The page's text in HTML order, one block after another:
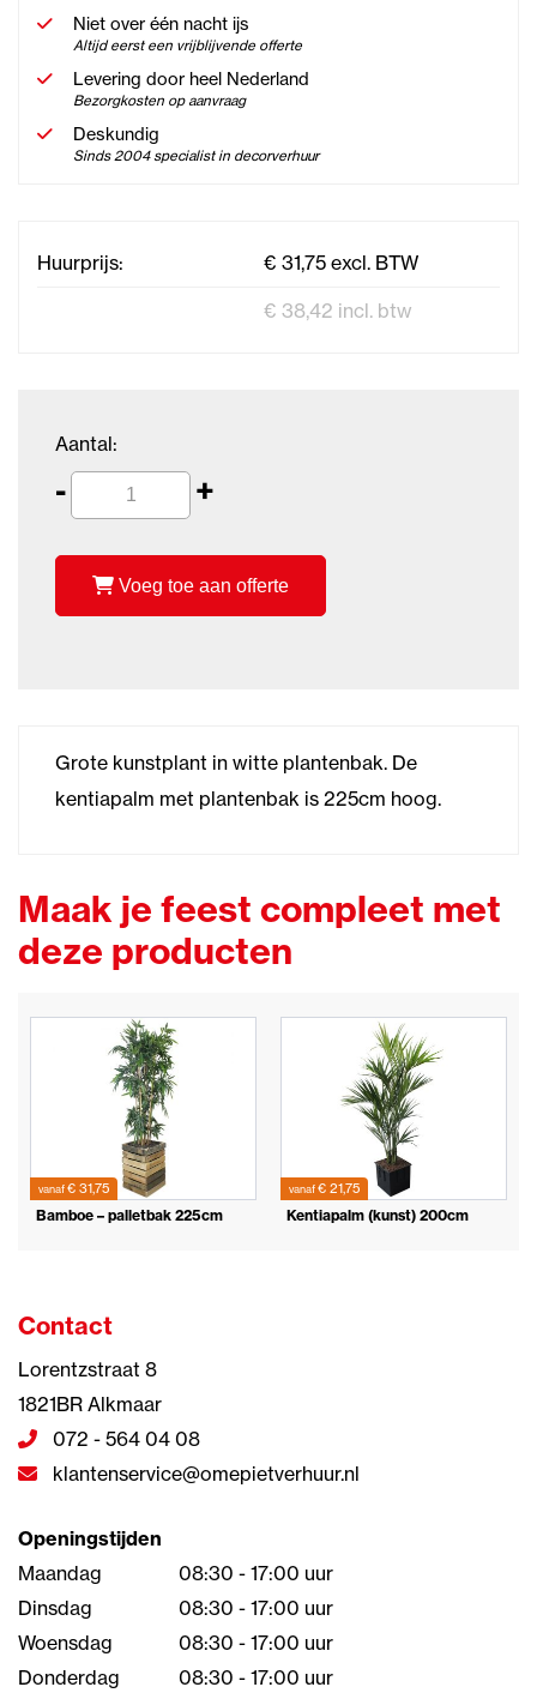
Niet over één nacht ijs
Altijd eerst een vrijblijvende offerte
Levering door heel Nederland
Bezorgkosten op aanvraag
Deskundig
Sinds 2004 specialist in decorverhuur
Huurprijs:
€ 31,75 excl. BTW
€ 38,42 incl. btw
Aantal:
- +
Voeg toe aan offerte
Grote kunstplant in witte plantenbak. De
kentiapalm met plantenbak is 225cm hoog.
Maak je feest compleet met
deze producten
vanaf€ 31,75
Bamboe – palletbak 225cm
vanaf€ 21,75
Kentiapalm (kunst) 200cm
Contact
Lorentzstraat 8
1821BR Alkmaar
072 - 564 04 08
klantenservice@omepietverhuur.nl
Openingstijden
Maandag
08:30 - 17:00 uur
Dinsdag
08:30 - 17:00 uur
Woensdag
08:30 - 17:00 uur
Donderdag
08:30 - 17:00 uur